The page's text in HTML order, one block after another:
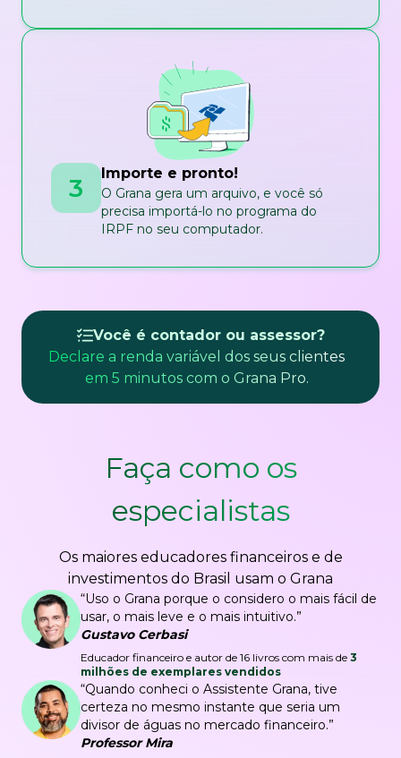
3 Importe e pronto!
O Grana gera um arquivo, e você só
precisa importá-lo no programa do
IRPF no seu computador.
Você é contador ou assessor?
Declare a renda variável dos seus clientes
em 5 minutos com o Grana Pro.
Faça como os
especialistas
Os maiores educadores financeiros e de
investimentos do Brasil usam o Grana
“Uso o Grana porque o considero o mais fácil de
usar, o mais leve e o mais intuitivo.”
Gustavo Cerbasi
Educador financeiro e autor de 16 livros com mais de 3
milhões de exemplares vendidos
“Quando conheci o Assistente Grana, tive
certeza no mesmo instante que seria um
divisor de águas no mercado financeiro.”
Professor Mira